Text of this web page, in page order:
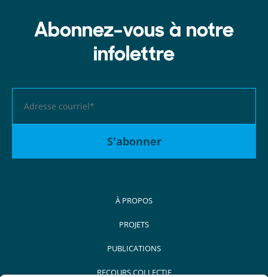
Abonnez-vous à notre
infolettre
À PROPOS
PROJETS
PUBLICATIONS
RECOURS COLLECTIF